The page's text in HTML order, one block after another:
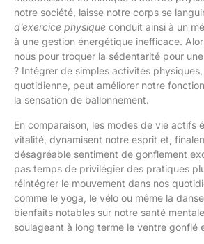
notre société, laisse notre corps se
d’exercice physique conduit ainsi à un
à une gestion énergétique inefficace.
nous pour troquer la sédentarité pour
? Intégrer de simples activités
quotidienne, peut améliorer notre
la sensation de ballonnement.
En comparaison, les modes de vie actifs
vitalité, dynamisent notre esprit et,
désagréable sentiment de gonflement
pas temps de privilégier des pratiques
réintégrer le mouvement dans nos
comme le yoga, le vélo ou même la
bienfaits notables sur notre santé
soulageant à long terme le ventre gonflé